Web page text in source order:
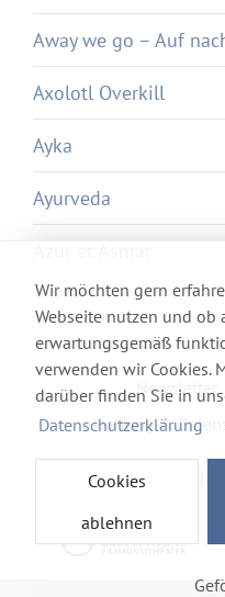
Wir möchten gern
Webseite nutzen und ob
erwartungsgemäß
verwenden wir Cookies.
darüber finden Sie in
Datenschutzerklärung
Cookies
ablehnen
Away we go – Auf
Axolotl Overkill
Ayka
Ayurveda
Newsletter
Haftung &